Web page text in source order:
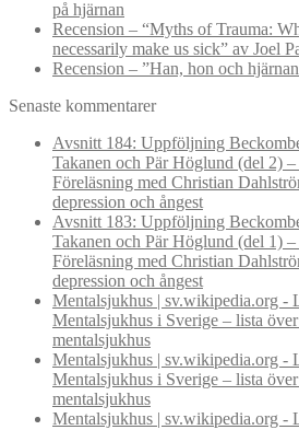
på hjärnan
Recension – “Myths of Trauma:
necessarily make us sick” av Joel
Recension – ”Han, hon och
Senaste kommentarer
Avsnitt 184: Uppföljning
Takanen och Pär Höglund (del 2)
Föreläsning med Christian
depression och ångest
Avsnitt 183: Uppföljning
Takanen och Pär Höglund (del 1)
Föreläsning med Christian
depression och ångest
Mentalsjukhus | sv.wikipedia.org -
Mentalsjukhus i Sverige – lista
mentalsjukhus
Mentalsjukhus | sv.wikipedia.org -
Mentalsjukhus i Sverige – lista
mentalsjukhus
Mentalsjukhus | sv.wikipedia.org -